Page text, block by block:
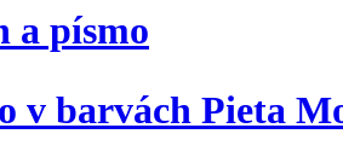
a písmo
v barvách Pieta